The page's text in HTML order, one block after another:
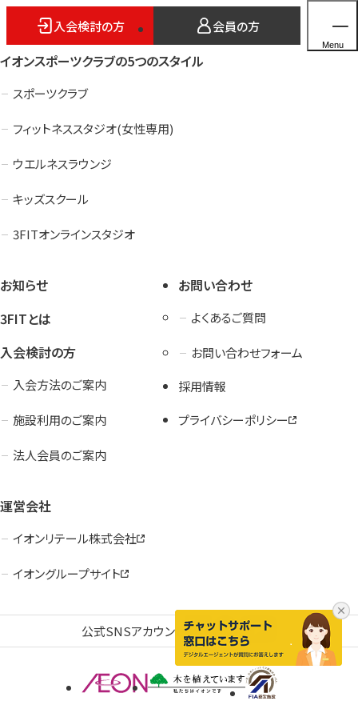
入会検討の方 会員の方
Menu
ホーム
店舗検索
3FITとは
法人会員のご案内
入会検討の方 会員の方
イオンスポーツクラブの5つのスタイル
スポーツクラブ
フィットネススタジオ(女性専用)
ウエルネスラウンジ
キッズスクール
3FITオンラインスタジオ
お知らせ
3FITとは
入会検討の方
入会方法のご案内
施設利用のご案内
法人会員のご案内
お問い合わせ
よくあるご質問
お問い合わせフォーム
採用情報
プライバシーポリシー
運営会社
イオンリテール株式会社
イオングループサイト
公式SNSアカウント